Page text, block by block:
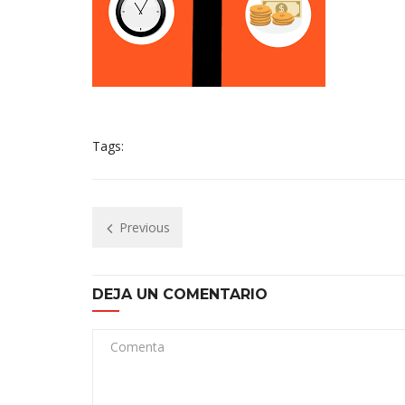
Tags:
Previous
DEJA UN COMENTARIO
Comenta